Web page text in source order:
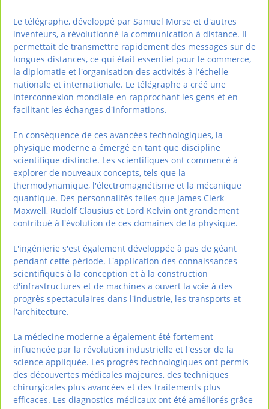
Le télégraphe, développé par Samuel Morse et d'autres
inventeurs, a révolutionné la communication à distance. Il
permettait de transmettre rapidement des messages sur de
longues distances, ce qui était essentiel pour le commerce,
la diplomatie et l'organisation des activités à l'échelle
nationale et internationale. Le télégraphe a créé une
interconnexion mondiale en rapprochant les gens et en
facilitant les échanges d'informations.
En conséquence de ces avancées technologiques, la
physique moderne a émergé en tant que discipline
scientifique distincte. Les scientifiques ont commencé à
explorer de nouveaux concepts, tels que la
thermodynamique, l'électromagnétisme et la mécanique
quantique. Des personnalités telles que James Clerk
Maxwell, Rudolf Clausius et Lord Kelvin ont grandement
contribué à l'évolution de ces domaines de la physique.
L'ingénierie s'est également développée à pas de géant
pendant cette période. L'application des connaissances
scientifiques à la conception et à la construction
d'infrastructures et de machines a ouvert la voie à des
progrès spectaculaires dans l'industrie, les transports et
l'architecture.
La médecine moderne a également été fortement
influencée par la révolution industrielle et l'essor de la
science appliquée. Les progrès technologiques ont permis
des découvertes médicales majeures, des techniques
chirurgicales plus avancées et des traitements plus
efficaces. Les diagnostics médicaux ont été améliorés grâce